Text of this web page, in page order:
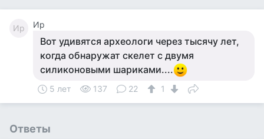
Ир Ир
Вот удивятся археологи через тысячу лет,
когда обнаружат скелет с двумя
силиконовыми шариками....
5 лет 137 22 1
Ответы